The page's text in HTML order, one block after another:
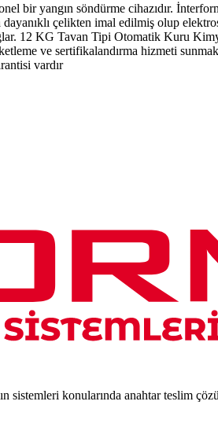
bir yangın söndürme cihazıdır.
çelikten imal edilmiş olup
12 KG Tavan Tipi Otomatik Kuru
ve sertifikalandırma hizmeti
vardır
sistemleri konularında anahtar teslim